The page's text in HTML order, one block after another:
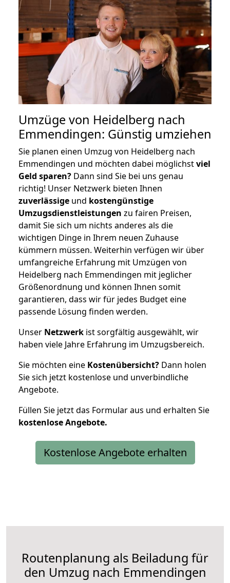
Umzüge von Heidelberg nach
Emmendingen: Günstig umziehen
Sie planen einen Umzug von Heidelberg nach
Emmendingen und möchten dabei möglichstviel
Geld sparen? Dann sind Sie bei uns genau
richtig! Unser Netzwerk bieten Ihnen
zuverlässige und kostengünstige
Umzugsdienstleistungen zu fairen Preisen,
damit Sie sich um nichts anderes als die
wichtigen Dinge in Ihrem neuen Zuhause
kümmern müssen. Weiterhin verfügen wir über
umfangreiche Erfahrung mit Umzügen von
Heidelberg nach Emmendingen mit jeglicher
Größenordnung und können Ihnen somit
garantieren, dass wir für jedes Budget eine
passende Lösung finden werden.
Unser Netzwerk ist sorgfältig ausgewählt, wir
haben viele Jahre Erfahrung im Umzugsbereich.
Sie möchten eine Kostenübersicht? Dann holen
Sie sich jetzt kostenlose und unverbindliche
Angebote.
Füllen Sie jetzt das Formular aus und erhalten Sie
kostenloseAngebote.
Kostenlose Angebote erhalten
Routenplanung als Beiladung für
den Umzug nach Emmendingen